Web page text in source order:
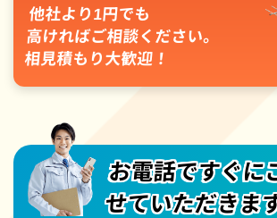
他社より1円でも
高ければご相談ください。
相見積もり大歓迎！
お電話ですぐに
せていただきま